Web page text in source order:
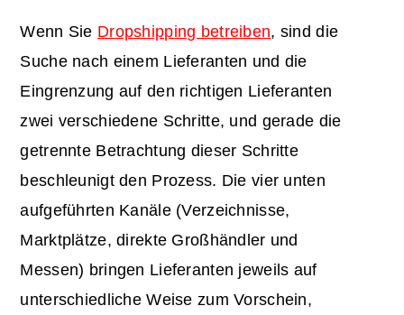
Wenn Sie Dropshipping betreiben, sind die
Suche nach einem Lieferanten und die
Eingrenzung auf den richtigen Lieferanten
zwei verschiedene Schritte, und gerade die
getrennte Betrachtung dieser Schritte
beschleunigt den Prozess. Die vier unten
aufgeführten Kanäle (Verzeichnisse,
Marktplätze, direkte Großhändler und
Messen) bringen Lieferanten jeweils auf
unterschiedliche Weise zum Vorschein,